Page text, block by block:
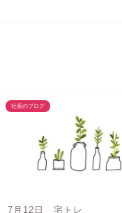
社長のブログ
7月12日 宅トレ